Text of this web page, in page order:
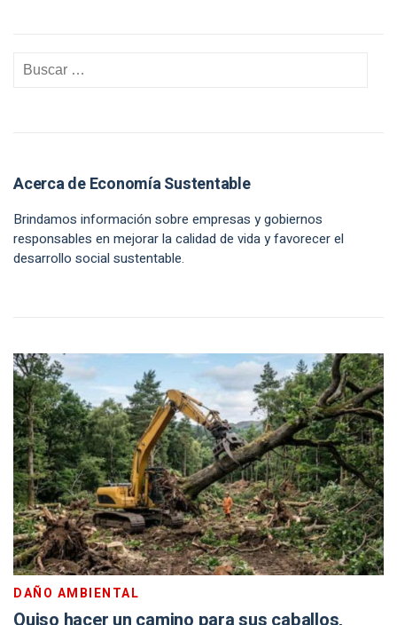
Acerca de Economía Sustentable
Brindamos información sobre empresas y gobiernos
responsables en mejorar la calidad de vida y favorecer el
desarrollo social sustentable.
DAÑO AMBIENTAL